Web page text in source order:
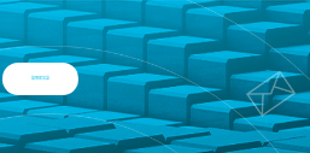
與專家交談